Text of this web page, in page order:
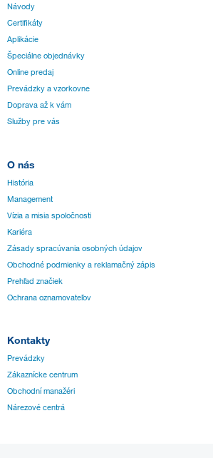
Návody
Certifikáty
Aplikácie
Špeciálne objednávky
Online predaj
Prevádzky a vzorkovne
Doprava až k vám
Služby pre vás
O nás
História
Management
Vízia a misia spoločnosti
Kariéra
Zásady spracúvania osobných údajov
Obchodné podmienky a reklamačný zápis
Prehľad značiek
Ochrana oznamovateľov
Kontakty
Prevádzky
Zákaznícke centrum
Obchodní manažéri
Nárezové centrá